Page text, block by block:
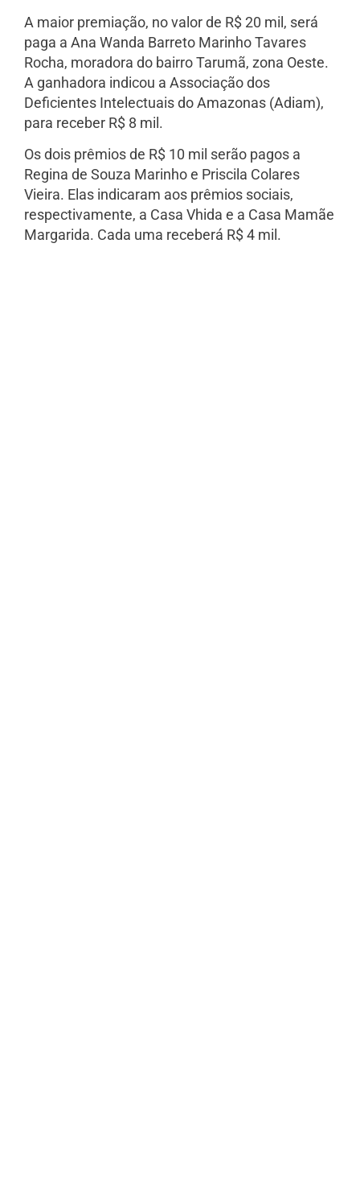
A maior premiação, no valor de R$ 20 mil, será
paga a Ana Wanda Barreto Marinho Tavares
Rocha, moradora do bairro Tarumã, zona Oeste.
A ganhadora indicou a Associação dos
Deficientes Intelectuais do Amazonas (Adiam),
para receber R$ 8 mil.
Os dois prêmios de R$ 10 mil serão pagos a
Regina de Souza Marinho e Priscila Colares
Vieira. Elas indicaram aos prêmios sociais,
respectivamente, a Casa Vhida e a Casa Mamãe
Margarida. Cada uma receberá R$ 4 mil.